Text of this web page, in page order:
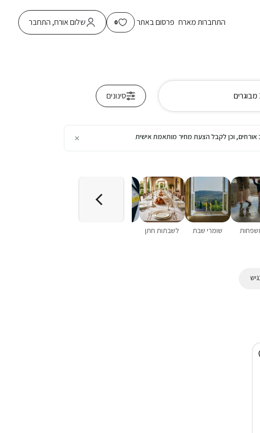
התחברות מארח פרסום באתר 0 שלום אורח, התחבר
סינונים
אורחים, וכן לקבל הצעת מחיר מותאמת אישית ×
שומרי שבת לשבתות חתן